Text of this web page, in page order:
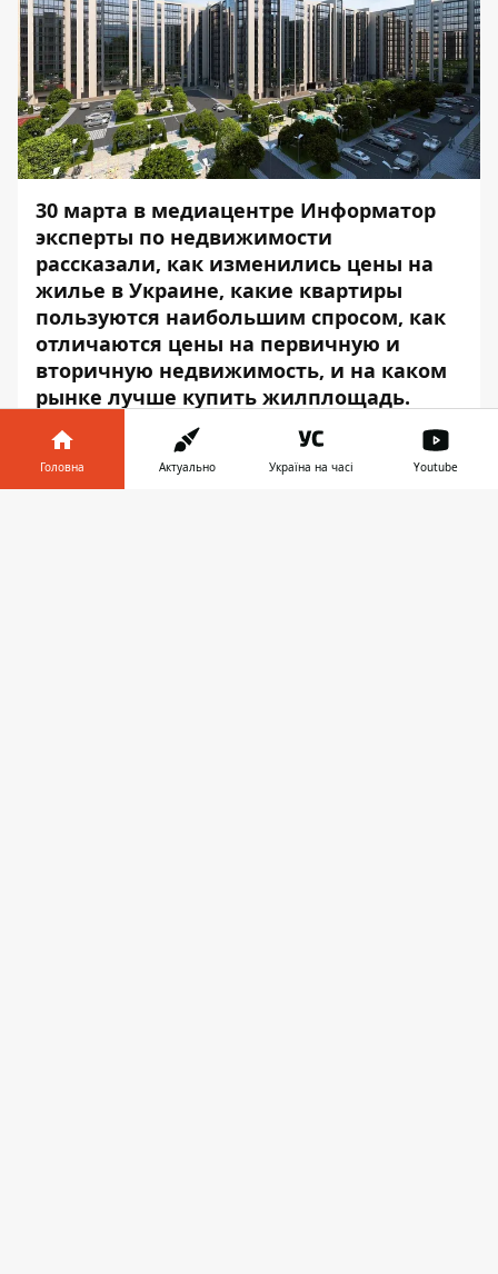
30 марта в медиацентре Информатор
эксперты по недвижимости
рассказали, как изменились цены на
жилье в Украине, какие квартиры
пользуются наибольшим спросом, как
отличаются цены на первичную и
вторичную недвижимость, и на каком
рынке лучше купить жилплощадь.
Головна Актуально Україна на часі Youtube